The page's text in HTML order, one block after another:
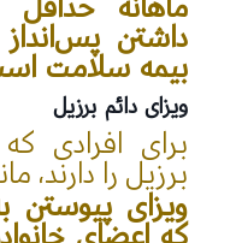
بیمه سلامت
ویزای دائم برزیل
برای افرادی
برزیل را دارند،
ویزای پیوستن